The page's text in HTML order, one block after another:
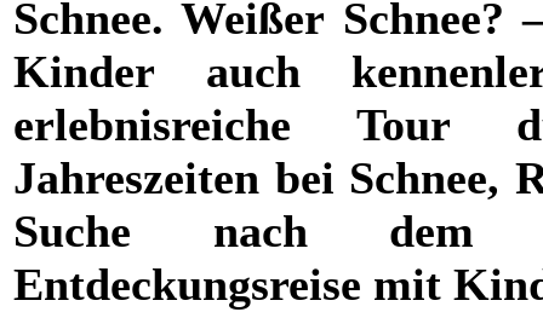
Schnee. Weißer
Kinder auch
erlebnisreiche Tour
Jahreszeiten bei Schnee,
Suche nach dem
Entdeckungsreise mit